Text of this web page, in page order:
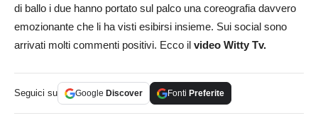
di ballo i due hanno portato sul palco una coreografia davvero
emozionante che li ha visti esibirsi insieme. Sui social sono
arrivati molti commenti positivi. Ecco il video Witty Tv.
Seguici su Google Discover Fonti Preferite